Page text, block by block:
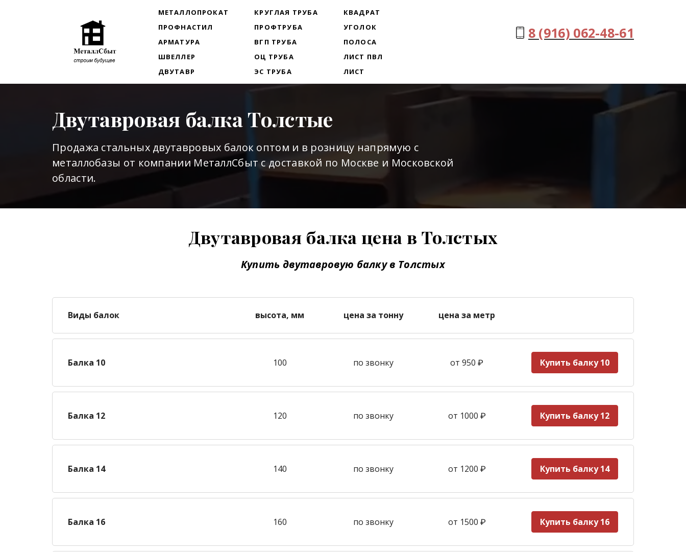
МЕТАЛЛОПРОКАТ
ПРОФНАСТИЛ
АРМАТУРА
ШВЕЛЛЕР
ДВУТАВР
КРУГЛАЯ ТРУБА
ПРОФТРУБА
ВГП ТРУБА
ОЦ ТРУБА
ЭС ТРУБА
КВАДРАТ
УГОЛОК
ПОЛОСА
ЛИСТ ПВЛ
ЛИСТ
8 (916) 062-48-61
Двутавровая балка Толстые
Продажа стальных двутавровых балок оптом и в розницу напрямую с
металлобазы от компании МеталлСбыт с доставкой по Москве и Московской
области.
Двутавровая балка цена в Толстых
Купить двутавровую балку в Толстых
Виды балок высота, мм цена за тонну цена за метр
Балка 10 100 по звонку от 950 ₽ Купить балку 10
Балка 12 120 по звонку от 1000 ₽ Купить балку 12
Балка 14 140 по звонку от 1200 ₽ Купить балку 14
Балка 16 160 по звонку от 1500 ₽ Купить балку 16